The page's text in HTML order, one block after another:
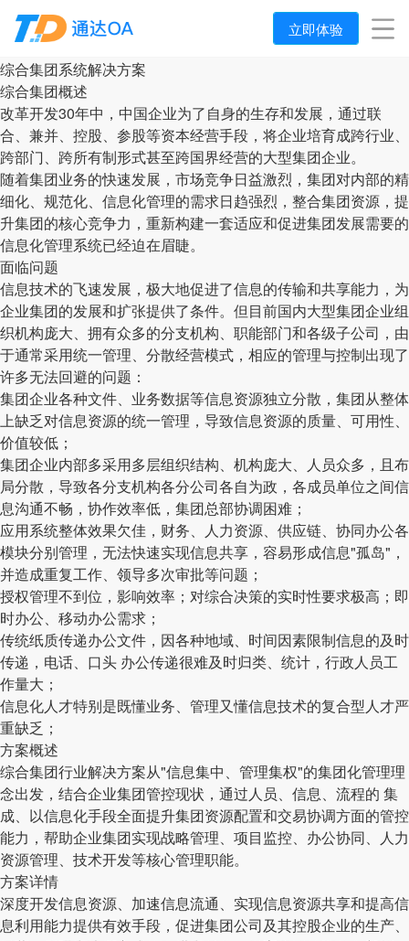
立即体验
综合集团系统解决方案
综合集团概述
改革开发30年中，中国企业为了自身的生存和发展，通过联
合、兼并、控股、参股等资本经营手段，将企业培育成跨行业、
跨部门、跨所有制形式甚至跨国界经营的大型集团企业。
随着集团业务的快速发展，市场竞争日益激烈，集团对内部的精
细化、规范化、信息化管理的需求日趋强烈，整合集团资源，提
升集团的核心竞争力，重新构建一套适应和促进集团发展需要的
信息化管理系统已经迫在眉睫。
面临问题
信息技术的飞速发展，极大地促进了信息的传输和共享能力，为
企业集团的发展和扩张提供了条件。但目前国内大型集团企业组
织机构庞大、拥有众多的分支机构、职能部门和各级子公司，由
于通常采用统一管理、分散经营模式，相应的管理与控制出现了
许多无法回避的问题：
集团企业各种文件、业务数据等信息资源独立分散，集团从整体
上缺乏对信息资源的统一管理，导致信息资源的质量、可用性、
价值较低；
集团企业内部多采用多层组织结构、机构庞大、人员众多，且布
局分散，导致各分支机构各分公司各自为政，各成员单位之间信
息沟通不畅，协作效率低，集团总部协调困难；
应用系统整体效果欠佳，财务、人力资源、供应链、协同办公各
模块分别管理，无法快速实现信息共享，容易形成信息"孤岛"，
并造成重复工作、领导多次审批等问题；
授权管理不到位，影响效率；对综合决策的实时性要求极高；即
时办公、移动办公需求；
传统纸质传递办公文件，因各种地域、时间因素限制信息的及时
传递，电话、口头 办公传递很难及时归类、统计，行政人员工
作量大；
信息化人才特别是既懂业务、管理又懂信息技术的复合型人才严
重缺乏；
方案概述
综合集团行业解决方案从"信息集中、管理集权"的集团化管理理
念出发，结合企业集团管控现状，通过人员、信息、流程的 集
成、以信息化手段全面提升集团资源配置和交易协调方面的管控
能力，帮助企业集团实现战略管理、项目监控、办公协同、人力
资源管理、技术开发等核心管理职能。
方案详情
深度开发信息资源、加速信息流通、实现信息资源共享和提高信
息利用能力提供有效手段，促进集团公司及其控股企业的生产、